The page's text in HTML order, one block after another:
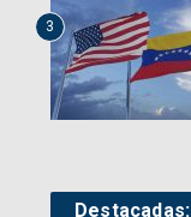
3
Destacadas: